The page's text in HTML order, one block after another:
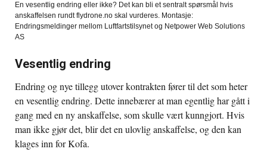
En vesentlig endring eller ikke? Det kan bli et sentralt spørsmål hvis
anskaffelsen rundt flydrone.no skal vurderes. Montasje:
Endringsmeldinger mellom Luftfartstilsynet og Netpower Web Solutions
AS
Vesentlig endring
Endring og nye tillegg utover kontrakten fører til det som heter
en vesentlig endring. Dette innebærer at man egentlig har gått i
gang med en ny anskaffelse, som skulle vært kunngjort. Hvis
man ikke gjør det, blir det en ulovlig anskaffelse, og den kan
klages inn for Kofa.